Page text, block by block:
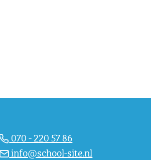
070 - 220 57 86
info@school-site.nl